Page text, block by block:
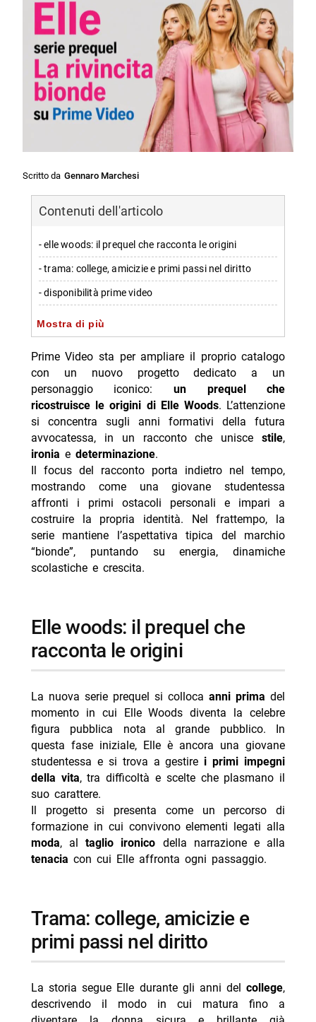
Scritto da Gennaro Marchesi
Contenuti dell'articolo
- elle woods: il prequel che racconta le origini
- trama: college, amicizie e primi passi nel diritto
- disponibilità prime video
- elementi al centro della nuova serie
-- RispondiAnnulla risposta
- La bocca del diavolo su Prime Video: trama e cast
- Corrida Dos Bichos: il nuovo originale Prime Video
- Back to the 90s: il film degli Elevator Boys su Prime
- Mulholland Drive, Basic Instinct: cult su Prime Video
- Fast & Furious: 10 film della saga su Prime Video
Mostra di più
Prime Video sta per ampliare il proprio catalogo
con un nuovo progetto dedicato a un
personaggio iconico: un prequel che
ricostruisce le origini di Elle Woods. L’attenzione
si concentra sugli anni formativi della futura
avvocatessa, in un racconto che uniscestile,
ironia e determinazione.
Il focus del racconto porta indietro nel tempo,
mostrando come una giovane studentessa
affronti i primi ostacoli personali e impari a
costruire la propria identità. Nel frattempo, la
serie mantiene l’aspettativa tipica del marchio
“bionde”, puntando su energia, dinamiche
scolastiche e crescita.
elle woods: il prequel che
racconta le origini
La nuova serie prequel si collocaanni prima del
momento in cui Elle Woods diventa la celebre
figura pubblica nota al grande pubblico. In
questa fase iniziale, Elle è ancora una giovane
studentessa e si trova a gestire i primi impegni
della vita, tra difficoltà e scelte che plasmano il
suo carattere.
Il progetto si presenta come un percorso di
formazione in cui convivono elementi legati alla
moda, altaglio ironico della narrazione e alla
tenacia con cui Elle affronta ogni passaggio.
trama: college, amicizie e
primi passi nel diritto
La storia segue Elle durante gli anni delcollege,
descrivendo il modo in cui matura fino a